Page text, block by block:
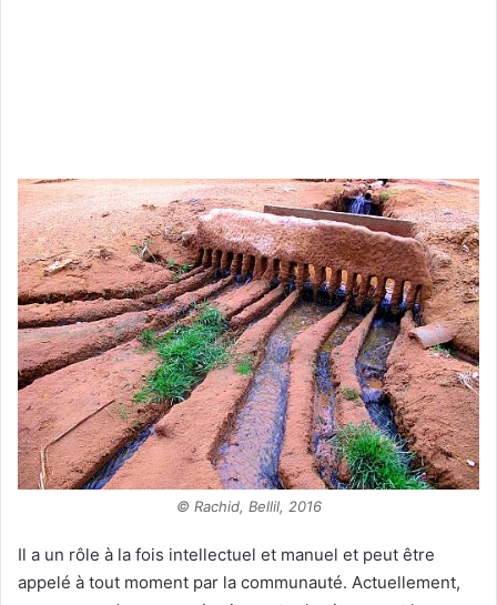
© Rachid, Bellil, 2016
Il a un rôle à la fois intellectuel et manuel et peut être
appelé à tout moment par la communauté. Actuellement,